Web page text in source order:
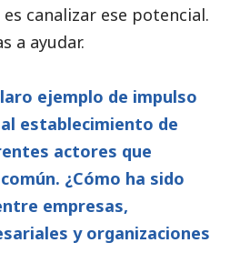
canalizar ese potencial.
a ayudar.
ejemplo de impulso
establecimiento de
actores que
¿Cómo ha sido
empresas,
y organizaciones